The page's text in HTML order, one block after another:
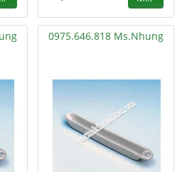
0975.646.818 Ms.Nhung